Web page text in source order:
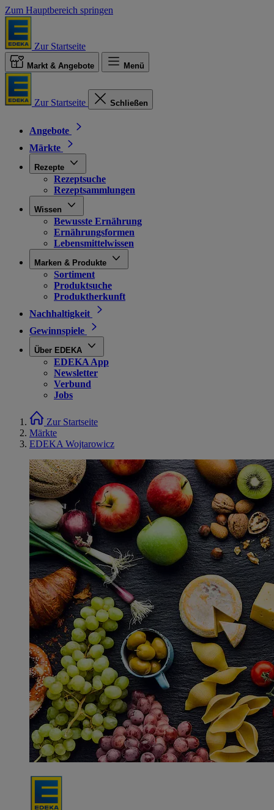
Zum Hauptbereich springen
Zur Startseite
Markt & Angebote Menü
Zur Startseite Schließen
Angebote
Märkte
Rezepte
Rezeptsuche
Rezeptsammlungen
Wissen
Bewusste Ernährung
Ernährungsformen
Lebensmittelwissen
Marken & Produkte
Sortiment
Produktsuche
Produktherkunft
Nachhaltigkeit
Gewinnspiele
Über EDEKA
EDEKA App
Newsletter
Verbund
Jobs
Zur Startseite
Märkte
EDEKA Wojtarowicz